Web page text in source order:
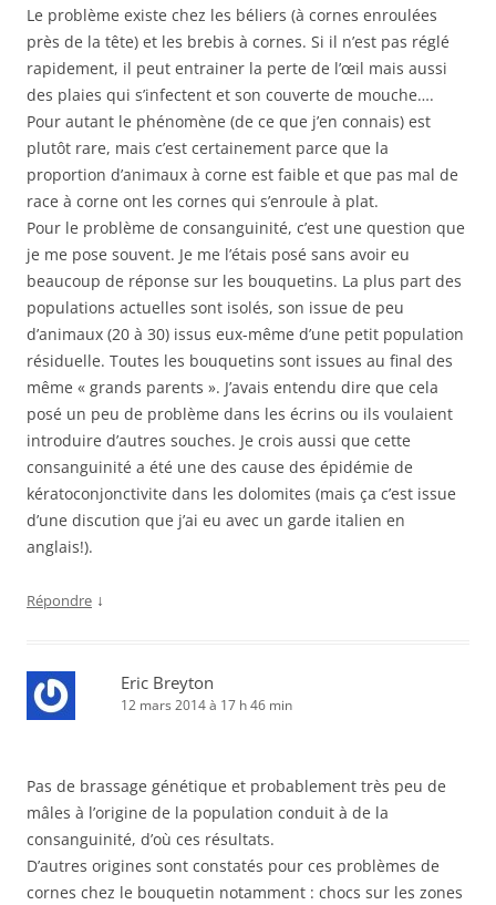
Le problème existe chez les béliers (à cornes enroulées
près de la tête) et les brebis à cornes. Si il n’est pas réglé
rapidement, il peut entrainer la perte de l’œil mais aussi
des plaies qui s’infectent et son couverte de mouche….
Pour autant le phénomène (de ce que j’en connais) est
plutôt rare, mais c’est certainement parce que la
proportion d’animaux à corne est faible et que pas mal de
race à corne ont les cornes qui s’enroule à plat.
Pour le problème de consanguinité, c’est une question que
je me pose souvent. Je me l’étais posé sans avoir eu
beaucoup de réponse sur les bouquetins. La plus part des
populations actuelles sont isolés, son issue de peu
d’animaux (20 à 30) issus eux-même d’une petit population
résiduelle. Toutes les bouquetins sont issues au final des
même « grands parents ». J’avais entendu dire que cela
posé un peu de problème dans les écrins ou ils voulaient
introduire d’autres souches. Je crois aussi que cette
consanguinité a été une des cause des épidémie de
kératoconjonctivite dans les dolomites (mais ça c’est issue
d’une discution que j’ai eu avec un garde italien en
anglais!).
Répondre ↓
Eric Breyton
12 mars 2014 à 17 h 46 min
Pas de brassage génétique et probablement très peu de
mâles à l’origine de la population conduit à de la
consanguinité, d’où ces résultats.
D’autres origines sont constatés pour ces problèmes de
cornes chez le bouquetin notamment : chocs sur les zones